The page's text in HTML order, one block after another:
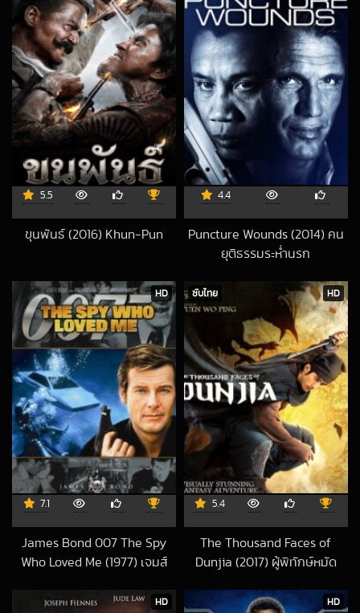
5.5
ขุนพันธ์ (2016) Khun-Pun
4.4
Puncture Wounds (2014) คน
ยุติธรรมระห่ำนรก
HD
7.1
James Bond 007 The Spy
Who Loved Me (1977) เจมส์
2017-02-09 UTC
HD
ซับไทย
5.4
The Thousand Faces of
Dunjia (2017) ผู้พิทักษ์หมัด
2024-02-15 UTC
HD HD